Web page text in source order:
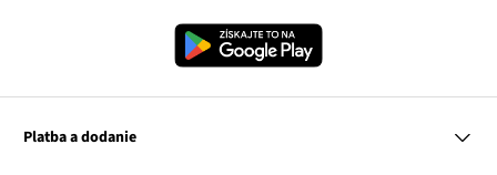
Platba a dodanie